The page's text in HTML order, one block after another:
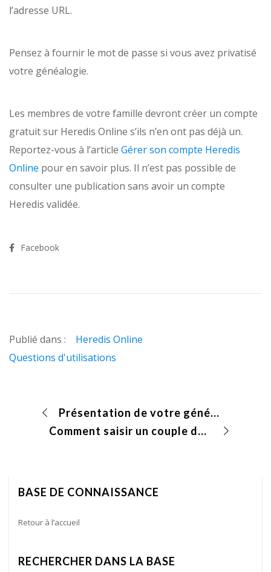
l’adresse URL.
Pensez à fournir le mot de passe si vous avez privatisé
votre généalogie.
Les membres de votre famille devront créer un compte
gratuit sur Heredis Online s’ils n’en ont pas déjà un.
Reportez-vous à l’article Gérer son compte Heredis
Online pour en savoir plus. Il n’est pas possible de
consulter une publication sans avoir un compte
Heredis validée.
Facebook
Publié dans :
Heredis Online
Questions d'utilisations
Présentation de votre généalogie sur Heredis Online
Comment saisir un couple de même sexe ?
BASE DE CONNAISSANCE
Retour à l’accueil
RECHERCHER DANS LA BASE